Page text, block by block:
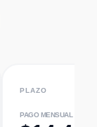
PLAZO
PAGO MENSUAL